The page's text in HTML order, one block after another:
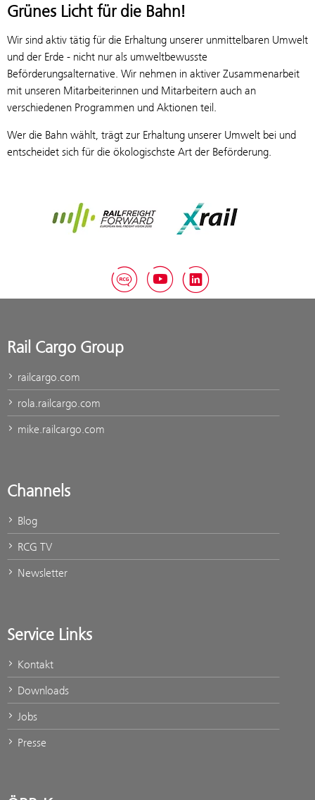
Grünes Licht für die Bahn!
Wir sind aktiv tätig für die Erhaltung unserer unmittelbaren Umwelt
und der Erde - nicht nur als umweltbewusste
Beförderungsalternative. Wir nehmen in aktiver Zusammenarbeit
mit unseren Mitarbeiterinnen und Mitarbeitern auch an
verschiedenen Programmen und Aktionen teil.
Wer die Bahn wählt, trägt zur Erhaltung unserer Umwelt bei und
entscheidet sich für die ökologischste Art der Beförderung.
Rail Freight Forward Xrail
RCG Blog
YouTube
Rail Cargo Group
railcargo.com
rola.railcargo.com
mike.railcargo.com
Channels
Blog
RCG TV
Newsletter
Service Links
Kontakt
Downloads
Jobs
Presse